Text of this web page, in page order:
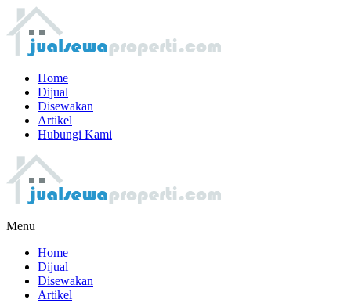
Home
Dijual
Disewakan
Artikel
Hubungi Kami
Menu
Home
Dijual
Disewakan
Artikel